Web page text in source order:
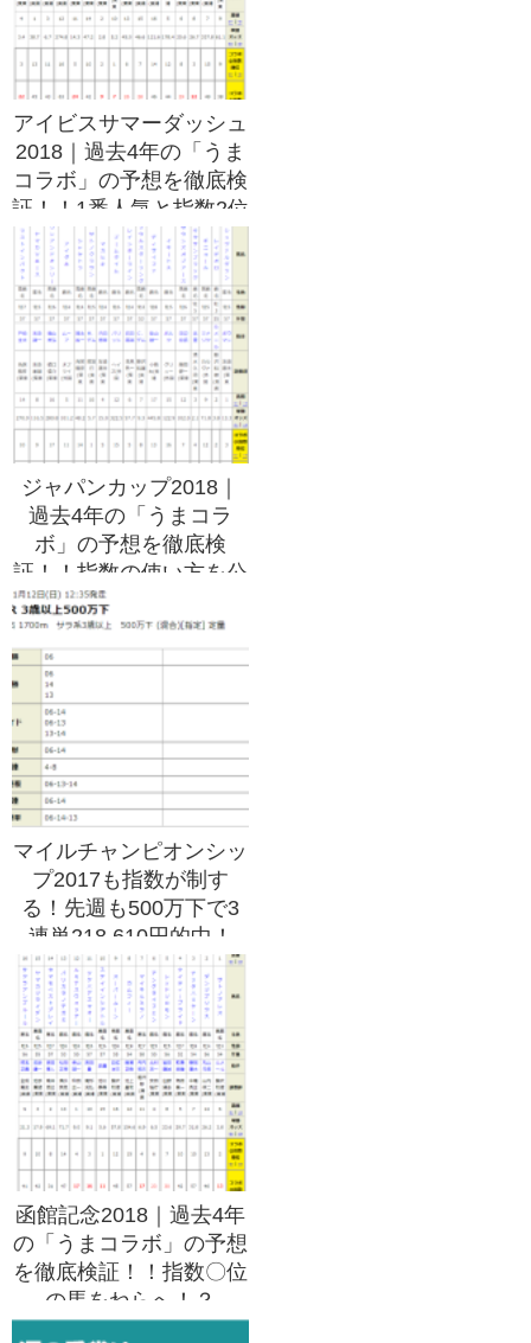
アイビスサマーダッシュ
2018｜過去4年の「うま
コラボ」の予想を徹底検
証！！1番人気と指数2位
の馬は鉄板！？
ジャパンカップ2018｜
過去4年の「うまコラ
ボ」の予想を徹底検
証！！指数の使い方を公
開！！指数人気2桁は切
り捨てる！？
マイルチャンピオンシッ
プ2017も指数が制す
る！先週も500万下で3
連単218,610円的中！
函館記念2018｜過去4年
の「うまコラボ」の予想
を徹底検証！！指数〇位
の馬をねらへ！？